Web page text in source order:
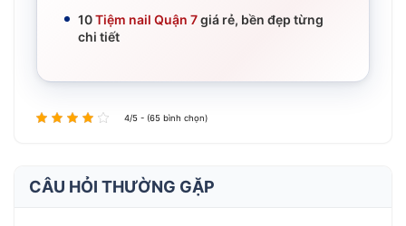
10Tiệm nail Quận 7giá rẻ, bền đẹp từng
chi tiết
4/5 - (65 bình chọn)
CÂU HỎI THƯỜNG GẶP